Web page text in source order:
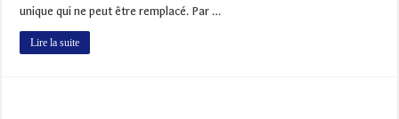
unique qui ne peut être remplacé. Par …
Lire la suite